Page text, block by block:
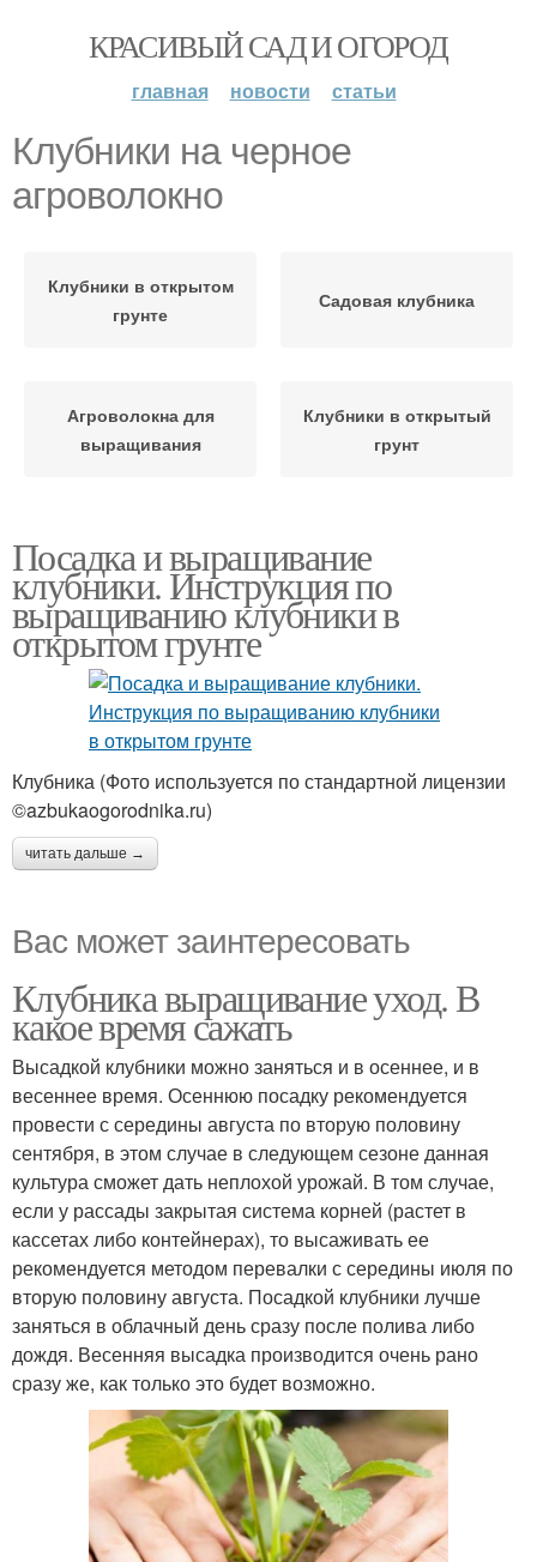
КРАСИВЫЙ САД И ОГОРОД
главная новости статьи
Клубники на черное
агроволокно
Клубники в открытом
грунте
Садовая клубника
Агроволокна для
выращивания
Клубники в открытый
грунт
Посадка и выращивание
клубники. Инструкция по
выращиванию клубники в
открытом грунте
Клубника (Фото используется по стандартной лицензии
©azbukaogorodnika.ru)
читать дальше →
Вас может заинтересовать
Клубника выращивание уход. В
какое время сажать
Высадкой клубники можно заняться и в осеннее, и в
весеннее время. Осеннюю посадку рекомендуется
провести с середины августа по вторую половину
сентября, в этом случае в следующем сезоне данная
культура сможет дать неплохой урожай. В том случае,
если у рассады закрытая система корней (растет в
кассетах либо контейнерах), то высаживать ее
рекомендуется методом перевалки с середины июля по
вторую половину августа. Посадкой клубники лучше
заняться в облачный день сразу после полива либо
дождя. Весенняя высадка производится очень рано
сразу же, как только это будет возможно.